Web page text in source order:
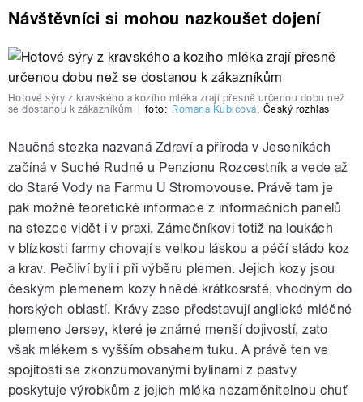
Návštěvníci si mohou nazkoušet dojení
Hotové sýry z kravského a kozího mléka zrají přesně určenou dobu než
se dostanou k zákazníkům
foto: Romana Kubicová, Český rozhlas
Naučná stezka nazvaná Zdraví a příroda v Jeseníkách
začíná v Suché Rudné u Penzionu Rozcestník a vede až
do Staré Vody na Farmu U Stromovouse. Právě tam je
pak možné teoretické informace z informačních panelů
na stezce vidět i v praxi. Zámečníkovi totiž na loukách
v blízkosti farmy chovají s velkou láskou a péčí stádo koz
a krav. Pečliví byli i při výběru plemen. Jejich kozy jsou
českým plemenem kozy hnědé krátkosrsté, vhodným do
horských oblastí. Krávy zase představují anglické mléčné
plemeno Jersey, které je známé menší dojivostí, zato
však mlékem s vyšším obsahem tuku. A právě ten ve
spojitosti se zkonzumovanými bylinami z pastvy
poskytuje výrobkům z jejich mléka nezaměnitelnou chuť